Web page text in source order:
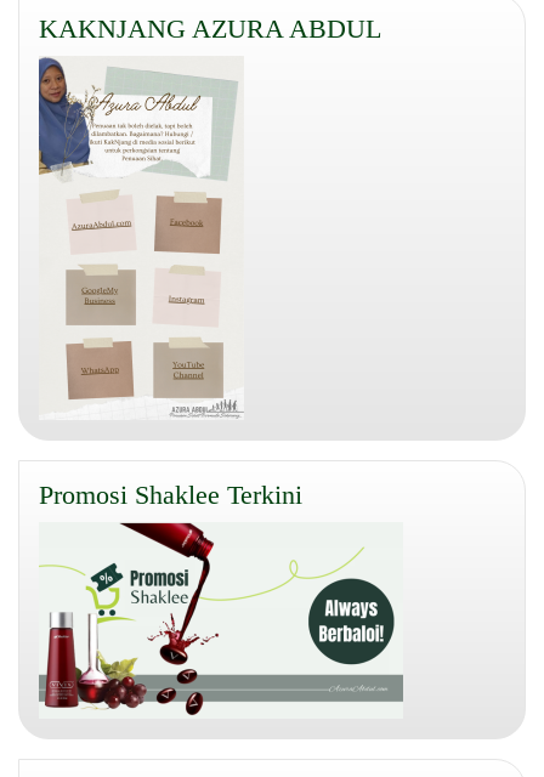
KAKNJANG AZURA ABDUL
Promosi Shaklee Terkini